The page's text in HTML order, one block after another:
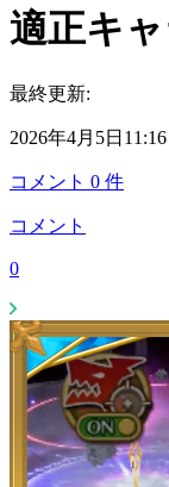
適正キ
最終更新:
2026年4月5日11:16
コメント 0 件
コメント
0